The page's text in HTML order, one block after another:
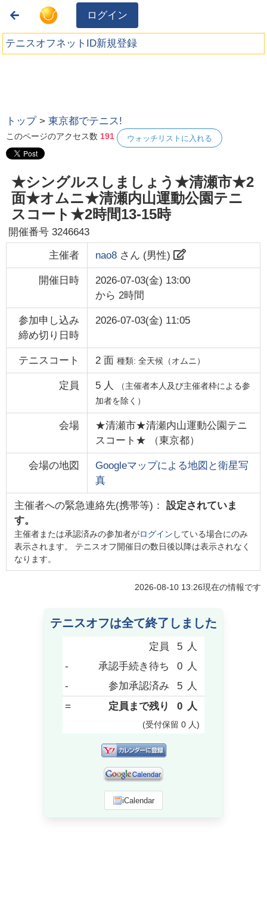
ログイン
テニスオフネットID新規登録
トップ >東京都でテニス!
このページのアクセス数 191 ウォッチリストに入れる
★シングルスしましょう★清瀬市★2
面★オムニ★清瀬内山運動公園テニ
スコート★2時間13-15時
開催番号3246643
主催者 nao8さん (男性)
開催日時
2026-07-03(金) 13:00
から 2時間
参加申し込み
締め切り日時
2026-07-03(金) 11:05
テニスコート 2面 種類: 全天候（オムニ）
定員 5 人
（主催者本人及び主催者枠による参
加者を除く）
会場
★清瀬市★清瀬内山運動公園テニ
スコート★ （東京都）
会場の地図
Googleマップによる地図と衛星写
真
主催者への緊急連絡先(携帯等)： 設定されていま
す。
主催者または承認済みの参加者がログイン している場合にのみ
表示されます。 テニスオフ開催日の数日後以降は表示されなく
なります。
2026-08-10 13:26現在の情報です
テニスオフは全て終了しました
定員 5 人
-
承認手続き待ち 0 人
-
参加承認済み 5 人
=
定員まで残り 0 人
(受付保留 0 人)
iCalendar